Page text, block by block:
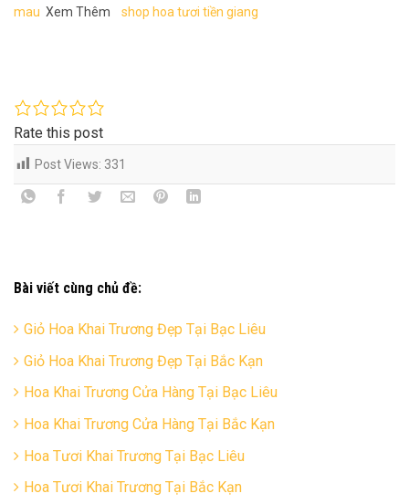
mau Xem Thêm shop hoa tươi tiền giang
Rate this post
Post Views: 331
Bài viết cùng chủ đề:
Giỏ Hoa Khai Trương Đẹp Tại Bạc Liêu
Giỏ Hoa Khai Trương Đẹp Tại Bắc Kạn
Hoa Khai Trương Cửa Hàng Tại Bạc Liêu
Hoa Khai Trương Cửa Hàng Tại Bắc Kạn
Hoa Tươi Khai Trương Tại Bạc Liêu
Hoa Tươi Khai Trương Tại Bắc Kạn